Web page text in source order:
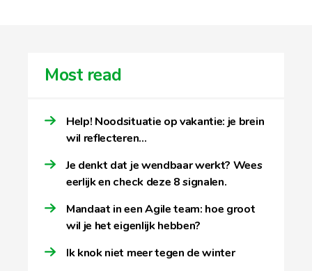
Most read
Help! Noodsituatie op vakantie: je brein
wil reflecteren…
Je denkt dat je wendbaar werkt? Wees
eerlijk en check deze 8 signalen.
Mandaat in een Agile team: hoe groot
wil je het eigenlijk hebben?
Ik knok niet meer tegen de winter